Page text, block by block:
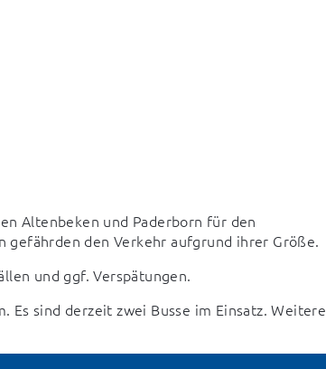
Altenbeken und Paderborn für den
gefährden den Verkehr aufgrund ihrer Größe.
und ggf. Verspätungen.
Es sind derzeit zwei Busse im Einsatz. Weitere